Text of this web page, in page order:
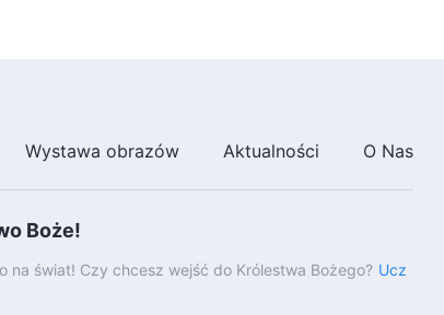
Wystawa obrazów Aktualności O Nas
Boże!
na świat! Czy chcesz wejść do Królestwa Bożego? Ucz